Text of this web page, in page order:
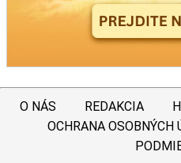
O NÁS REDAKCIA
OCHRANA OSOBNÝCH